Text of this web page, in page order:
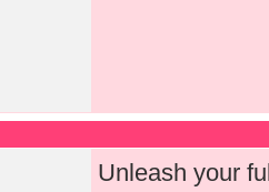
Unleash your